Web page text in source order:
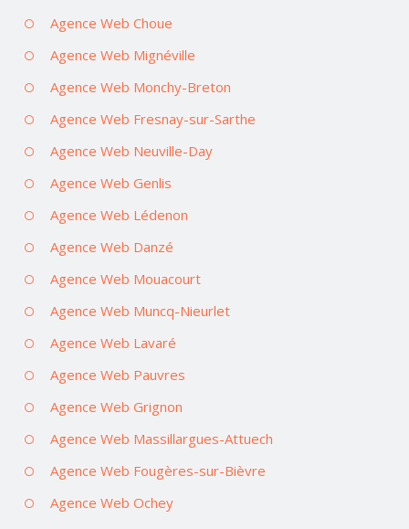
Agence Web Choue
Agence Web Mignéville
Agence Web Monchy-Breton
Agence Web Fresnay-sur-Sarthe
Agence Web Neuville-Day
Agence Web Genlis
Agence Web Lédenon
Agence Web Danzé
Agence Web Mouacourt
Agence Web Muncq-Nieurlet
Agence Web Lavaré
Agence Web Pauvres
Agence Web Grignon
Agence Web Massillargues-Attuech
Agence Web Fougères-sur-Bièvre
Agence Web Ochey